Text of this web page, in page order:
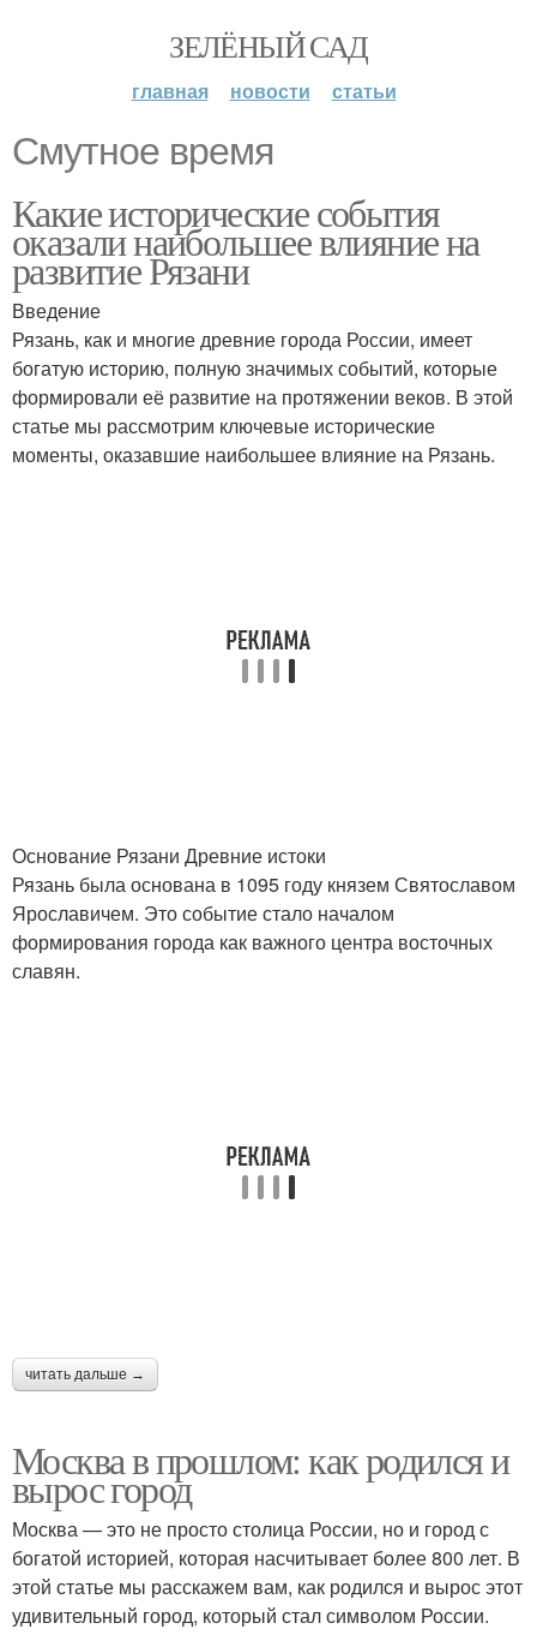
ЗЕЛЁНЫЙ САД
главная новости статьи
Смутное время
Какие исторические события
оказали наибольшее влияние на
развитие Рязани
Введение
Рязань, как и многие древние города России, имеет
богатую историю, полную значимых событий, которые
формировали её развитие на протяжении веков. В этой
статье мы рассмотрим ключевые исторические
моменты, оказавшие наибольшее влияние на Рязань.
Основание Рязани Древние истоки
Рязань была основана в 1095 году князем Святославом
Ярославичем. Это событие стало началом
формирования города как важного центра восточных
славян.
читать дальше →
Москва в прошлом: как родился и
вырос город
Москва — это не просто столица России, но и город с
богатой историей, которая насчитывает более 800 лет. В
этой статье мы расскажем вам, как родился и вырос этот
удивительный город, который стал символом России.